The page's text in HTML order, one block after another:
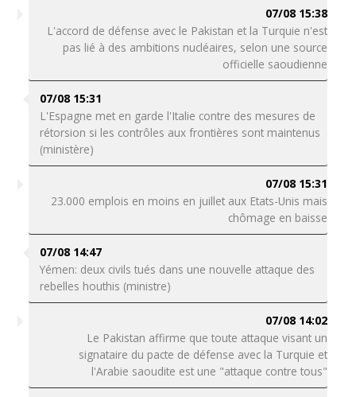
07/08 15:38
L'accord de défense avec le Pakistan et la Turquie n'est
pas lié à des ambitions nucléaires, selon une source
officielle saoudienne
07/08 15:31
L'Espagne met en garde l'Italie contre des mesures de
rétorsion si les contrôles aux frontières sont maintenus
(ministère)
07/08 15:31
23.000 emplois en moins en juillet aux Etats-Unis mais
chômage en baisse
07/08 14:47
Yémen: deux civils tués dans une nouvelle attaque des
rebelles houthis (ministre)
07/08 14:02
Le Pakistan affirme que toute attaque visant un
signataire du pacte de défense avec la Turquie et
l'Arabie saoudite est une "attaque contre tous"